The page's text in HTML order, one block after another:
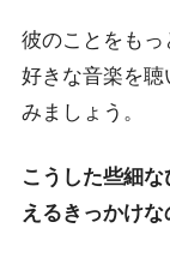
彼のことをも
好きな音楽を
みましょう。
こうした些細
えるきっかけな